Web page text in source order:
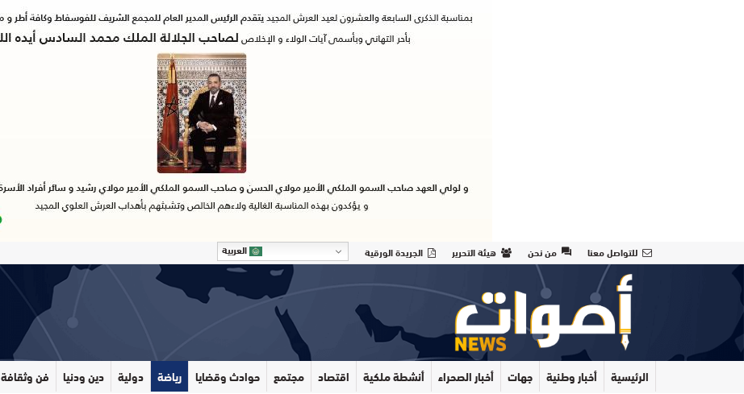
للتواصل معنا من نحن هيئة التحرير الجريدة الورقية العربية
الرئيسية أخبار وطنية جهات أخبار الصحراء أنشطة ملكية اقتصاد مجتمع حوادث وقضايا رياضة دولية دين ودنيا فن وثقافة